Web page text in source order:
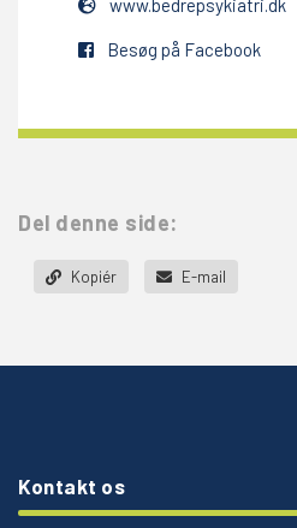
www.bedrepsykiatri.dk
Besøg på Facebook
Del denne side:
Kopiér E-mail
Kontakt os